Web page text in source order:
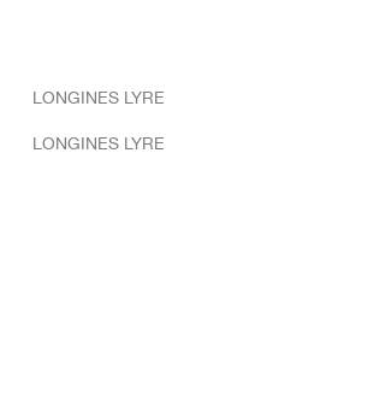
LONGINES LYRE
LONGINES LYRE